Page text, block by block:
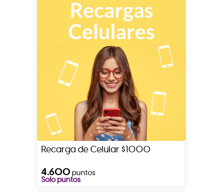
Recarga de Celular $1000
4.600puntos
Solo puntos